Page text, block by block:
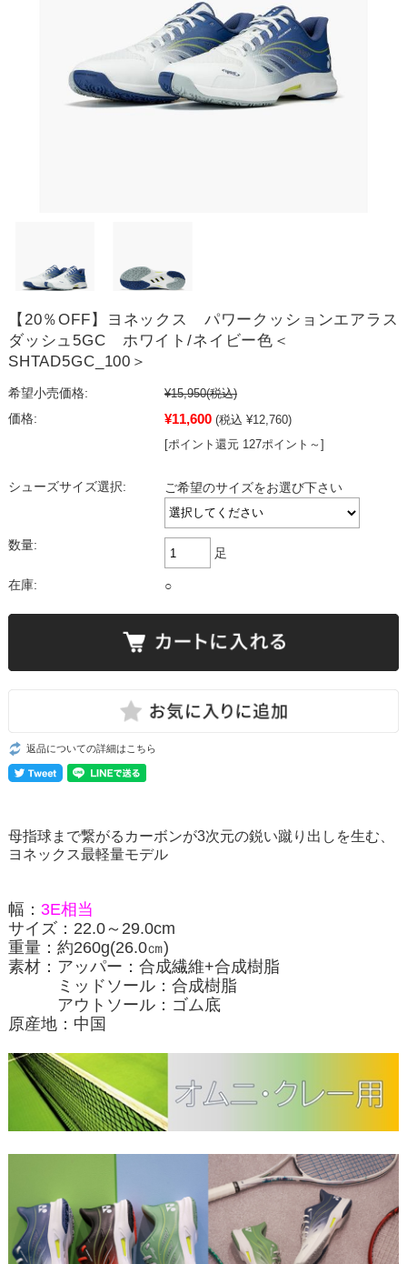
【20％OFF】ヨネックス パワークッションエアラス
ダッシュ5GC ホワイト/ネイビー色＜
SHTAD5GC_100＞
希望小売価格: ¥15,950(税込)
価格:
¥11,600 (税込 ¥12,760)
[ポイント還元 127ポイント～]
シューズサイズ選択: ご希望のサイズをお選び下さい
数量:
足
在庫: ○
返品についての詳細はこちら
母指球まで繋がるカーボンが3次元の鋭い蹴り出しを生む、
ヨネックス最軽量モデル
幅： 3E相当
サイズ：22.0～29.0cm
重量：約260g(26.0㎝)
素材： アッパー：合成繊維+合成樹脂
ミッドソール：合成樹脂
アウトソール：ゴム底
原産地： 中国